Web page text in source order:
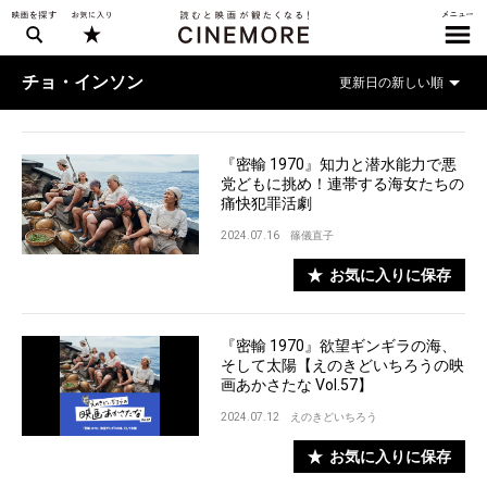
チョ・インソン
『密輸 1970』知力と潜水能力で悪
党どもに挑め！連帯する海女たちの
痛快犯罪活劇
2024.07.16 篠儀直子
お気に入りに保存
『密輸 1970』欲望ギンギラの海、
そして太陽【えのきどいちろうの映
画あかさたな Vol.57】
2024.07.12 えのきどいちろう
お気に入りに保存